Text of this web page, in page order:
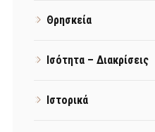
Θρησκεία
Ισότητα – Διακρίσεις
Ιστορικά